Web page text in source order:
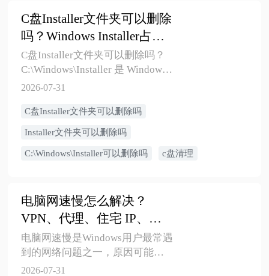
C盘Installer文件夹可以删除
吗？Windows Installer占用
大怎么办
C盘Installer文件夹可以删除吗？
C:\Windows\Installer 是 Windows
Installer 缓存目录，用于保存软件
MSI/MSP 文件，不建议手动删
除。本文介绍 Installer 文件夹的
风险和安全清理建议。
2026-07-31
C盘Installer文件夹可以删除吗
Installer文件夹可以删除吗
C:\Windows\Installer可以删除吗 c盘清理
电脑网速慢怎么解决？
VPN、代理、住宅 IP、静
态 IP怎么选择？
电脑网速慢是Windows用户最常遇
到的网络问题之一，原因可能出
在IP配置、DNS解析、网卡驱动、
2026-07-31